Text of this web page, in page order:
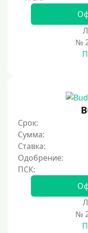
Без подтверждения
Пенсионерам до 70
Пенсионерам до 85
Безработным
Даже бомжам
Без указания места
Для иностранных
Для иностранных
Для иностранных
Для иностранных
Для иностранных
№
Срок:
Сумма:
Ставка:
Одобрение:
№